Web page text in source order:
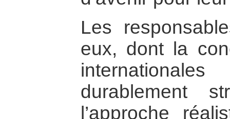
Les
eux, dont la
durablement
l’approche